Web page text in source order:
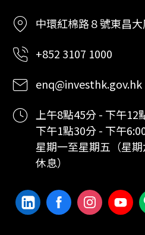
中環紅棉路８號東昌
+852 3107 1000
enq@investhk.gov.hk
上午8點45分 - 下午12
下午1點30分 - 下午
星期一至星期五（星
休息）